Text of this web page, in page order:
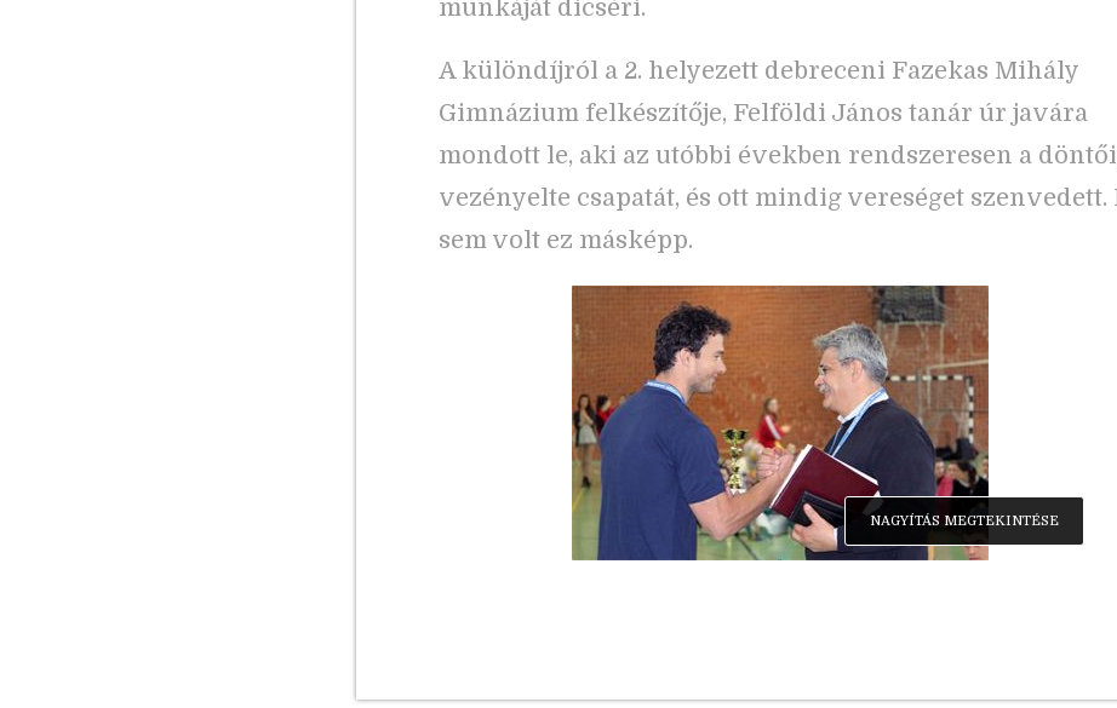
munkáját dicséri.
A különdíjról a 2. helyezett debreceni Fazekas Mihály
Gimnázium felkészítője, Felföldi János tanár úr javára
mondott le, aki az utóbbi években rendszeresen a
vezényelte csapatát, és ott mindig vereséget szenvedett.
sem volt ez másképp.
NAGYÍTÁS MEGTEKINTÉSE